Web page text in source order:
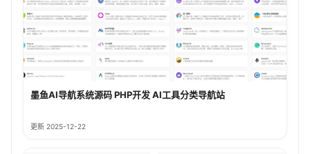
墨鱼AI导航系统源码 PHP开发 AI工具分类导航站
更新 2025-12-22